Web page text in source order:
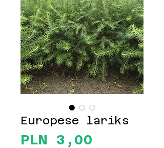
Europese lariks
PLN 3,00